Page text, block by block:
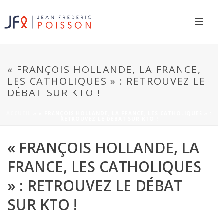
« FRANÇOIS HOLLANDE, LA FRANCE,
LES CATHOLIQUES » : RETROUVEZ LE
DÉBAT SUR KTO !
« FRANÇOIS HOLLANDE, LA
FRANCE, LES CATHOLIQUES
» : RETROUVEZ LE DÉBAT
SUR KTO !